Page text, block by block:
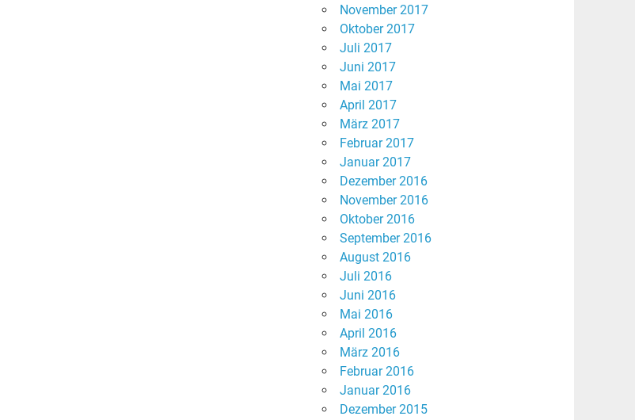
November 2017
Oktober 2017
Juli 2017
Juni 2017
Mai 2017
April 2017
März 2017
Februar 2017
Januar 2017
Dezember 2016
November 2016
Oktober 2016
September 2016
August 2016
Juli 2016
Juni 2016
Mai 2016
April 2016
März 2016
Februar 2016
Januar 2016
Dezember 2015